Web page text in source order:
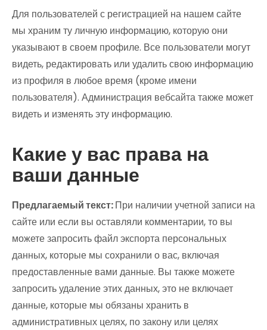
Для пользователей с регистрацией на нашем сайте
мы храним ту личную информацию, которую они
указывают в своем профиле. Все пользователи могут
видеть, редактировать или удалить свою информацию
из профиля в любое время (кроме имени
пользователя). Администрация вебсайта также может
видеть и изменять эту информацию.
Какие у вас права на
ваши данные
Предлагаемый текст:При наличии учетной записи на
сайте или если вы оставляли комментарии, то вы
можете запросить файл экспорта персональных
данных, которые мы сохранили о вас, включая
предоставленные вами данные. Вы также можете
запросить удаление этих данных, это не включает
данные, которые мы обязаны хранить в
административных целях, по закону или целях